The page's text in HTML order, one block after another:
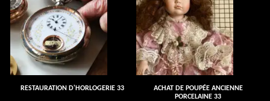
RESTAURATION D'HORLOGERIE 33
ACHAT DE POUPÉE ANCIENNE
PORCELAINE 33